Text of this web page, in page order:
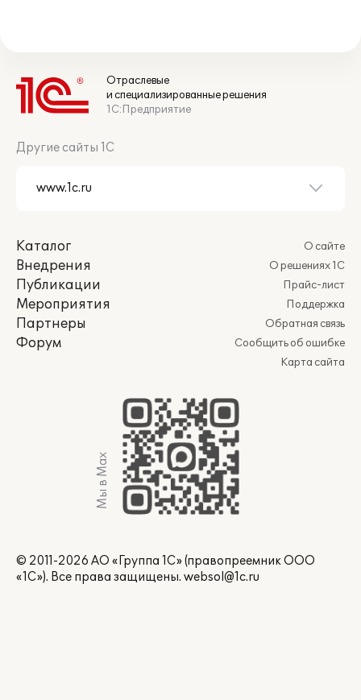
Отраслевые
и специализированные решения
1С:Предприятие
Другие сайты 1С
Каталог
Внедрения
Публикации
Мероприятия
Партнеры
Форум
О сайте
О решениях 1С
Прайс-лист
Поддержка
Обратная связь
Сообщить об ошибке
Карта сайта
Мы в Max
© 2011-2026 АО «Группа 1С» (правопреемник ООО
«1С»). Все права защищены. websol@1c.ru